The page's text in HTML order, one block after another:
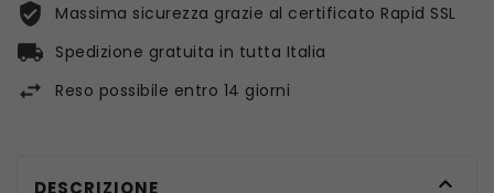
Massima sicurezza grazie al certificato Rapid SSL
Spedizione gratuita in tutta Italia
Reso possibile entro 14 giorni
DESCRIZIONE 